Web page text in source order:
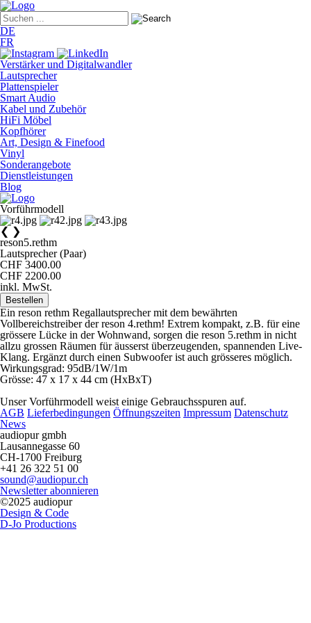
DE
FR
Verstärker und Digitalwandler
Lautsprecher
Plattenspieler
Smart Audio
Kabel und Zubehör
HiFi Möbel
Kopfhörer
Art, Design & Finefood
Vinyl
Sonderangebote
Dienstleistungen
Blog
Vorführmodell
❮ ❯
reson5.rethm
Lautsprecher (Paar)
CHF 3400.00
CHF 2200.00
inkl. MwSt.
Bestellen
Ein reson rethm Regallautsprecher mit dem bewährten
Vollbereichstreiber der reson 4.rethm! Extrem kompakt, z.B. für eine
grössere Lücke in der Wohnwand, sorgen die reson 5.rethm in nicht
allzu grossen Räumen für äusserst überzeugenden, spannenden Live-
Klang. Ergänzt durch einen Subwoofer ist auch grösseres möglich.
Wirkungsgrad: 95dB/1W/1m
Grösse: 47 x 17 x 44 cm (HxBxT)
Unser Vorführmodell weist einige Gebrauchsspuren auf.
AGB Lieferbedingungen Öffnungszeiten Impressum Datenschutz
News
audiopur gmbh
Lausannegasse 60
CH-1700 Freiburg
+41 26 322 51 00
sound@audiopur.ch
Newsletter abonnieren
©2025 audiopur
Design & Code
D-Jo Productions